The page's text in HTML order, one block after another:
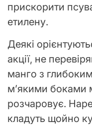
прискорити
етилену.
Деякі
акції, не
манго з
м’якими боками
розчаровує.
кладуть щойно